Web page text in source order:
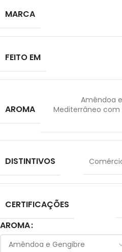
MARCA
FEITO EM
AROMA
Amêndoa
Mediterrâneo com
DISTINTIVOS
CERTIFICAÇÕES
AROMA